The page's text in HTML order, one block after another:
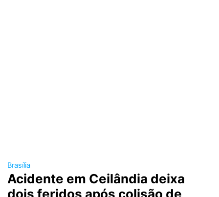
Brasília
Acidente em Ceilândia deixa
dois feridos após colisão de